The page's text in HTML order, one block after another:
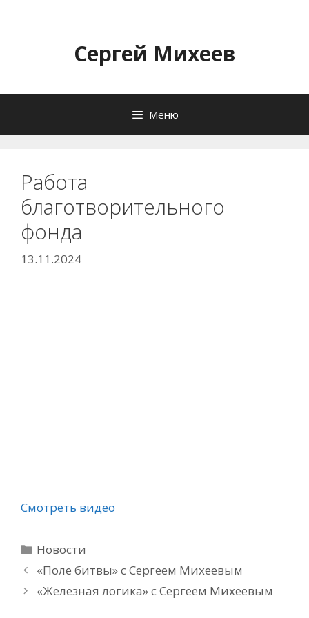
содержимомуСергей Михеев
Меню
Работа
благотворительного
фонда
13.11.2024
Смотреть видео
Рубрики
Новости
«Поле битвы» с Сергеем Михеевым
«Железная логика» с Сергеем Михеевым